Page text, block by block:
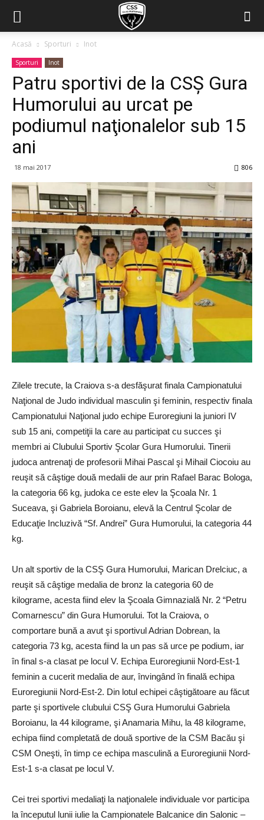
Acasă Sporturi Inot
Sporturi Inot
Patru sportivi de la CSŞ Gura
Humorului au urcat pe
podiumul naţionalelor sub 15
ani
18 mai 2017 806
Zilele trecute, la Craiova s-a desfăşurat finala Campionatului
Naţional de Judo individual masculin şi feminin, respectiv finala
Campionatului Naţional judo echipe Euroregiuni la juniori IV
sub 15 ani, competiţii la care au participat cu succes şi
membri ai Clubului Sportiv Şcolar Gura Humorului. Tinerii
judoca antrenaţi de profesorii Mihai Pascal şi Mihail Ciocoiu au
reuşit să câştige două medalii de aur prin Rafael Barac Bologa,
la categoria 66 kg, judoka ce este elev la Şcoala Nr. 1
Suceava, şi Gabriela Boroianu, elevă la Centrul Şcolar de
Educaţie Incluzivă “Sf. Andrei” Gura Humorului, la categoria 44
kg.
Un alt sportiv de la CSŞ Gura Humorului, Marican Drelciuc, a
reuşit să câştige medalia de bronz la categoria 60 de
kilograme, acesta fiind elev la Şcoala Gimnazială Nr. 2 “Petru
Comarnescu” din Gura Humorului. Tot la Craiova, o
comportare bună a avut şi sportivul Adrian Dobrean, la
categoria 73 kg, acesta fiind la un pas să urce pe podium, iar
în final s-a clasat pe locul V. Echipa Euroregiunii Nord-Est-1
feminin a cucerit medalia de aur, învingând în finală echipa
Euroregiunii Nord-Est-2. Din lotul echipei câştigătoare au făcut
parte şi sportivele clubului CSŞ Gura Humorului Gabriela
Boroianu, la 44 kilograme, şi Anamaria Mihu, la 48 kilograme,
echipa fiind completată de două sportive de la CSM Bacău şi
CSM Oneşti, în timp ce echipa masculină a Euroregiunii Nord-
Est-1 s-a clasat pe locul V.
Cei trei sportivi medaliaţi la naţionalele individuale vor participa
la începutul lunii iulie la Campionatele Balcanice din Salonic –